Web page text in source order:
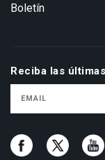
Boletín
Reciba las